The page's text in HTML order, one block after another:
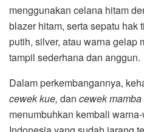
menggunakan celana hitam
blazer hitam, serta sepatu hak
putih, silver, atau warna gelap
tampil sederhana dan anggun.
Dalam perkembangannya,
cewek kue, dan cewek mamba
menumbuhkan kembali